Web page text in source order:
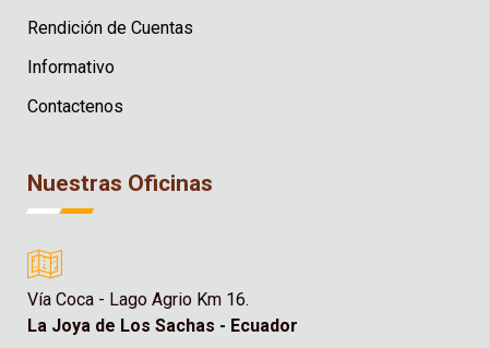
Rendición de Cuentas
Informativo
Contactenos
Nuestras Oficinas
Vía Coca - Lago Agrio Km 16.
La Joya de Los Sachas - Ecuador